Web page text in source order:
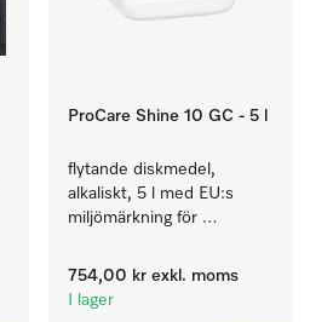
ProCare Shine 10 GC - 5 l
flytande diskmedel,
alkaliskt, 5 l med EU:s
miljömärkning för
smuts på porslin, bestick
och glas.
754,00 kr exkl. moms
I lager